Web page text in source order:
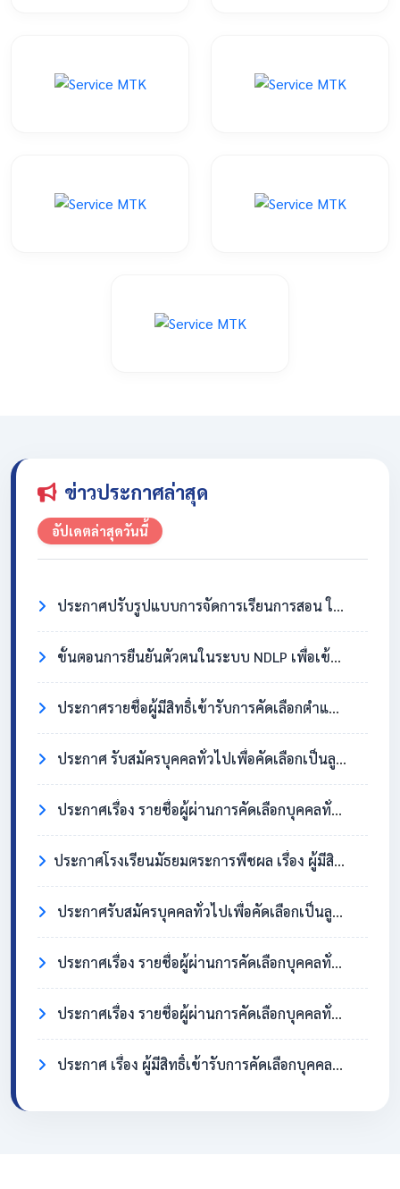
ข่าวประกาศล่าสุด
อัปเดตล่าสุดวันนี้
ประกาศปรับรูปแบบการจัดการเรียนการสอน ในวันที่ 31 กรกฎาคม 2569
ขั้นตอนการยืนยันตัวตนในระบบ NDLP เพื่อเข้าใช้งาน Chromebook
ประกาศรายชื่อผู้มีสิทธิ์เข้ารับการคัดเลือกตำแหน่งครูอัตราจ้าง วิชาเอกสังคมศึกษา
ประกาศ รับสมัครบุคคลทั่วไปเพื่อคัดเลือกเป็นลูกจ้างชั่วคราว ตำแหน่งครูอัตราจ้าง วิชาเอกสังคมศึกษา
ประกาศเรื่อง รายชื่อผู้ผ่านการคัดเลือกบุคคลทั่วไปเพื่อจ้างเป็นลูกจ้างชั่วคราว ตำแหน่ง แม่บ้าน/นักการภารโรง
​ประกาศโรงเรียนมัธยมตระการพืชผล เรื่อง ผู้มีสิทธิ์เข้ารับการคัดเลือกบุคคลทั่วไปเพื่อจ้างเป็นลูกจ้างชั่วคราว ตำแหน่งแม่บ้าน / นักการภารโรง
ประกาศรับสมัครบุคคลทั่วไปเพื่อคัดเลือกเป็นลูกจ้างชั่วคราว ตำแหน่งแม่บ้าน / นักการภารโรง
ประกาศเรื่อง รายชื่อผู้ผ่านการคัดเลือกบุคคลทั่วไปเพื่อจ้างเป็นลูกจ้างชั่วคราว ตำแหน่งครูอัตราจ้าง วิชาเอกภาษาอังกฤษ
ประกาศเรื่อง รายชื่อผู้ผ่านการคัดเลือกบุคคลทั่วไปเพื่อจ้างเป็นลูกจ้างชั่วคราว ตำแหน่ง แม่บ้าน/นักการภารโรง
ประกาศ เรื่อง ผู้มีสิทธิ์เข้ารับการคัดเลือกบุคคลทั่วไปเพื่อจ้างเป็นลูกจ้างชั่วคราว ตำแหน่งครูอัตราจ้าง วิชาเอกภาษาอังกฤษ